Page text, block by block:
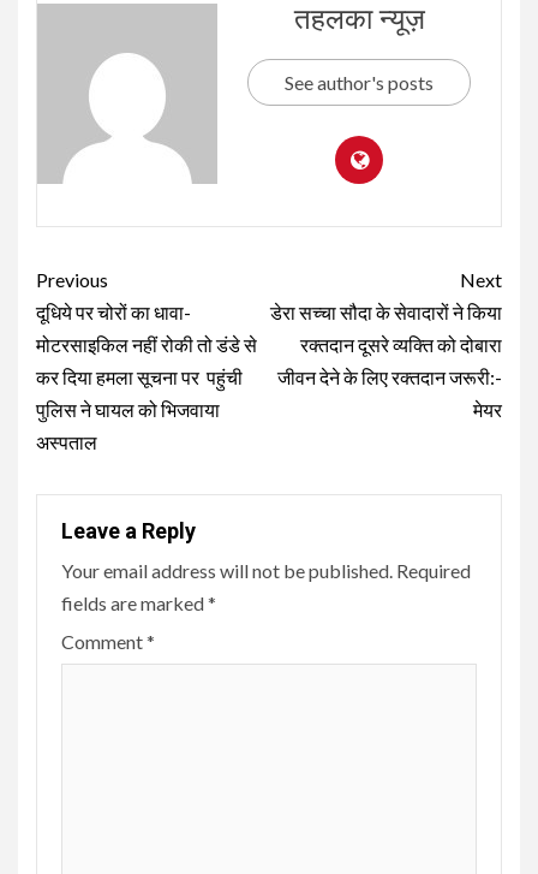
तहलका न्यूज़
See author's posts
Continue
Reading
Previous
दूधिये पर चोरों का धावा-
मोटरसाइकिल नहीं रोकी तो डंडे से
कर दिया हमला सूचना पर पहुंची
पुलिस ने घायल को भिजवाया
अस्पताल
Next
डेरा सच्चा सौदा के सेवादारों ने किया
रक्तदान दूसरे व्यक्ति को दोबारा
जीवन देने के लिए रक्तदान जरूरी:-
मेयर
Leave a Reply
Your email address will not be published. Required
fields are marked*
Comment*